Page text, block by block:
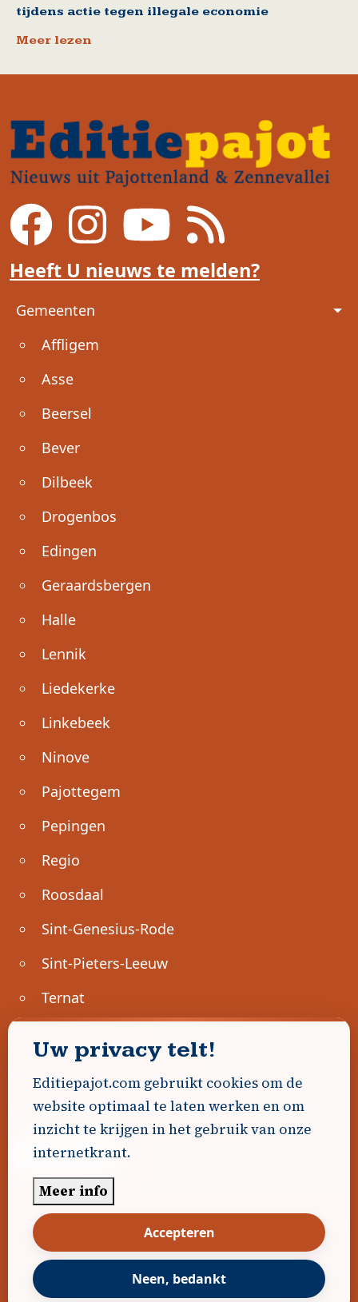
tijdens actie tegen illegale economie
Meer lezen
Heeft U nieuws te melden?
Voet
Gemeenten
Affligem
Asse
Beersel
Bever
Dilbeek
Drogenbos
Edingen
Geraardsbergen
Halle
Lennik
Liedekerke
Linkebeek
Ninove
Pajottegem
Pepingen
Regio
Roosdaal
Sint-Genesius-Rode
Sint-Pieters-Leeuw
Ternat
Geen advertenties gevonden.
Uw advertentie hier? Contacteer ons!
Word Partner!
© 2026 Editiepajot.com
Algemene voorwaarden
|Disclaimer Privacybeleid Cookiebeleid|
Gerealiseerd doorDavidHosse.net
Uw privacy telt!
Editiepajot.com gebruikt cookies om de
website optimaal te laten werken en om
inzicht te krijgen in het gebruik van onze
internetkrant.
Meer info
Accepteren
Neen, bedankt